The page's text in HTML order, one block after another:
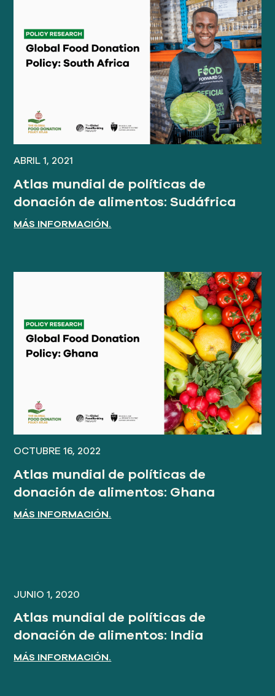
ABRIL 1, 2021
Atlas mundial de políticas de
donación de alimentos: Sudáfrica
MÁS INFORMACIÓN.
OCTUBRE 16, 2022
Atlas mundial de políticas de
donación de alimentos: Ghana
MÁS INFORMACIÓN.
JUNIO 1, 2020
Atlas mundial de políticas de
donación de alimentos: India
MÁS INFORMACIÓN.